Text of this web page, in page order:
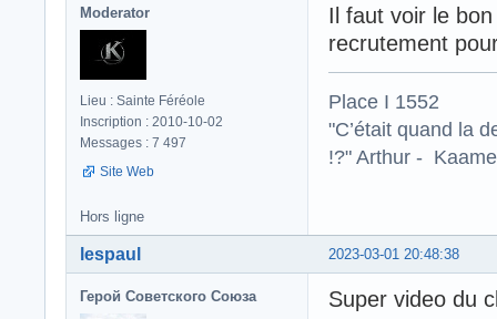
Moderator
Lieu : Sainte Féréole
Inscription : 2010-10-02
Messages : 7 497
Site Web
Il faut voir le
recrutement
Place I 1552
"C’était quand la
!?" Arthur -
Hors ligne
2023-03-01 20:48:38
lespaul
Герой Советского Союза Super video du